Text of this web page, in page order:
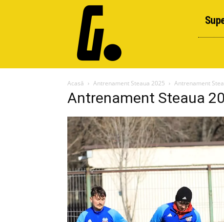
Acasă Antrenament Steaua 2025 Antrenament
Antrenament Steaua